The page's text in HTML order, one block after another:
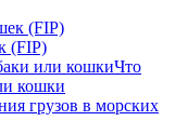
(FIP)
Что
кошки